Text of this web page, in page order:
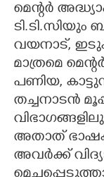
മെന്റർ
വയനാട്,
മാത്രമെ
പണിയ,
തച്ചനാടൻ
അതാത്
അവർക്ക്